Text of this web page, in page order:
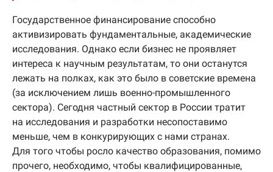
Государственное финансирование способно
активизировать фундаментальные, академические
исследования. Однако если бизнес не проявляет
интереса к научным результатам, то они останутся
лежать на полках, как это было в советские времена
(за исключением лишь военно-промышленного
сектора). Сегодня частный сектор в России тратит
на исследования и разработки несопоставимо
меньше, чем в конкурирующих с нами странах.
Для того чтобы росло качество образования, помимо
прочего, необходимо, чтобы квалифицированные,